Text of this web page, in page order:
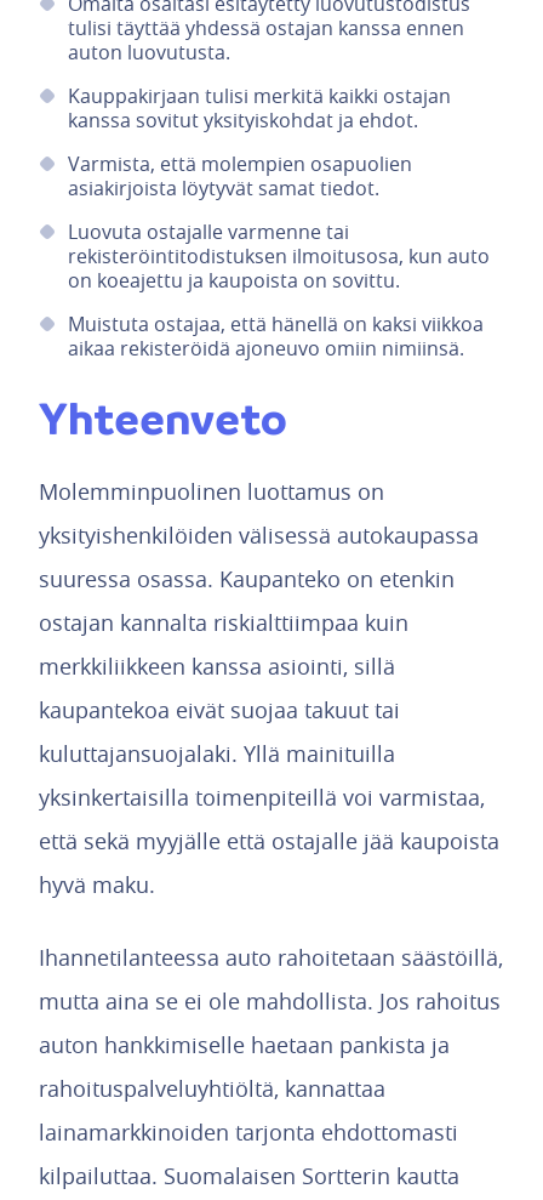
tulisi täyttää yhdessä ostajan kanssa ennen
auton luovutusta.
Kauppakirjaan tulisi merkitä kaikki ostajan
kanssa sovitut yksityiskohdat ja ehdot.
Varmista, että molempien osapuolien
asiakirjoista löytyvät samat tiedot.
Luovuta ostajalle varmenne tai
rekisteröintitodistuksen ilmoitusosa, kun auto
on koeajettu ja kaupoista on sovittu.
Muistuta ostajaa, että hänellä on kaksi viikkoa
aikaa rekisteröidä ajoneuvo omiin nimiinsä.
Yhteenveto
Molemminpuolinen luottamus on
yksityishenkilöiden välisessä autokaupassa
suuressa osassa. Kaupanteko on etenkin
ostajan kannalta riskialttiimpaa kuin
merkkiliikkeen kanssa asiointi, sillä
kaupantekoa eivät suojaa takuut tai
kuluttajansuojalaki. Yllä mainituilla
yksinkertaisilla toimenpiteillä voi varmistaa,
että sekä myyjälle että ostajalle jää kaupoista
hyvä maku.
Ihannetilanteessa auto rahoitetaan säästöillä,
mutta aina se ei ole mahdollista. Jos rahoitus
auton hankkimiselle haetaan pankista ja
rahoituspalveluyhtiöltä, kannattaa
lainamarkkinoiden tarjonta ehdottomasti
kilpailuttaa. Suomalaisen Sortterin kautta